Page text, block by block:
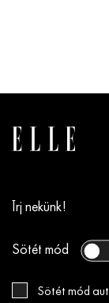
Írj nekünk!
Sötét mód
Sötét mód